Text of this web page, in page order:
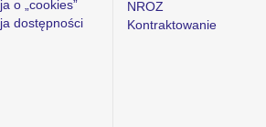
o „cookies”
dostępności
NROZ
Kontraktowanie